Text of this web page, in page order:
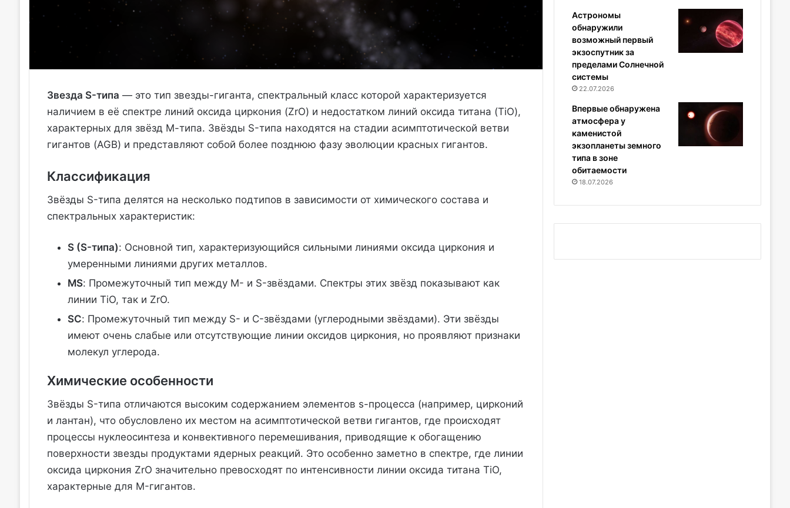
Звезда S-типа — это тип звезды-гиганта, спектральный класс которой характеризуется
наличием в её спектре линий оксида циркония (ZrO) и недостатком линий оксида титана (TiO),
характерных для звёзд М-типа. Звёзды S-типа находятся на стадии асимптотической ветви
гигантов (AGB) и представляют собой более позднюю фазу эволюции красных гигантов.
Классификация
Звёзды S-типа делятся на несколько подтипов в зависимости от химического состава и
спектральных характеристик:
S (S-типа): Основной тип, характеризующийся сильными линиями оксида циркония и
умеренными линиями других металлов.
MS: Промежуточный тип между M- и S-звёздами. Спектры этих звёзд показывают как
линии TiO, так и ZrO.
SC: Промежуточный тип между S- и C-звёздами (углеродными звёздами). Эти звёзды
имеют очень слабые или отсутствующие линии оксидов циркония, но проявляют признаки
молекул углерода.
Химические особенности
Звёзды S-типа отличаются высоким содержанием элементов s-процесса (например, цирконий
и лантан), что обусловлено их местом на асимптотической ветви гигантов, где происходят
процессы нуклеосинтеза и конвективного перемешивания, приводящие к обогащению
поверхности звезды продуктами ядерных реакций. Это особенно заметно в спектре, где линии
оксида циркония ZrO значительно превосходят по интенсивности линии оксида титана TiO,
характерные для M-гигантов.
Астрономы
обнаружили
возможный первый
экзоспутник за
пределами Солнечной
системы
22.07.2026
Впервые обнаружена
атмосфера у
каменистой
экзопланеты земного
типа в зоне
обитаемости
18.07.2026